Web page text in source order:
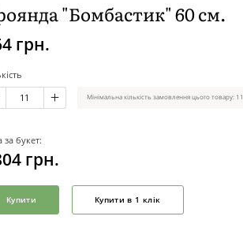
"Бомбастик" 60 см.
грн.
Мінімальна кількість замовлення цього товару: 11
за букет:
грн.
Купити Купити в 1 клік